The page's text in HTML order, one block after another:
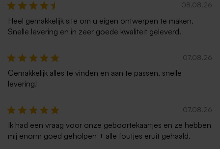
08.08.26
Heel gemakkelijk site om u eigen ontwerpen te maken.
Snelle levering en in zeer goede kwaliteit geleverd.
07.08.26
Gemakkelijk alles te vinden en aan te passen, snelle
levering!
07.08.26
Ik had een vraag voor onze geboortekaartjes en ze hebben
mij enorm goed geholpen + alle foutjes eruit gehaald.